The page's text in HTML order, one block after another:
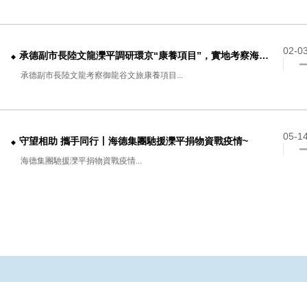
承德副市長陸文龍灤平調研環京“康養項目”，實地考察海德集團御龍谷文旅康養項目~
承德副市長陸文龍考察御龍谷文旅康養項目...
02-
守望相助 攜手同行丨海德集團馳援灤平捐物資戰疫情~
海德集團馳援灤平捐物資戰疫情...
05-